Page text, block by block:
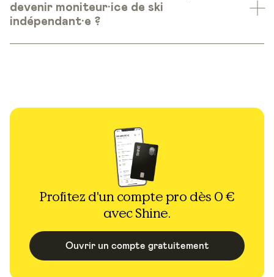
devenir moniteur·ice de ski
indépendant·e ?
Profitez d'un compte pro dès 0 €
avec Shine.
Ouvrir un compte gratuitement